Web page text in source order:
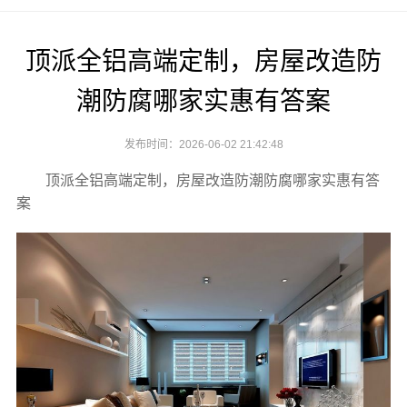
顶派全铝高端定制，房屋改造防
潮防腐哪家实惠有答案
发布时间：2026-06-02 21:42:48
顶派全铝高端定制，房屋改造防潮防腐哪家实惠有答
案